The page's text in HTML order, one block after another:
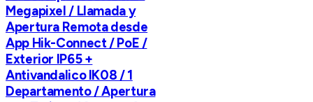
Megapixel / Llamada y
Apertura Remota desde
App Hik-Connect / PoE /
Exterior IP65 +
Antivandalico IK08 / 1
Departamento / Apertura